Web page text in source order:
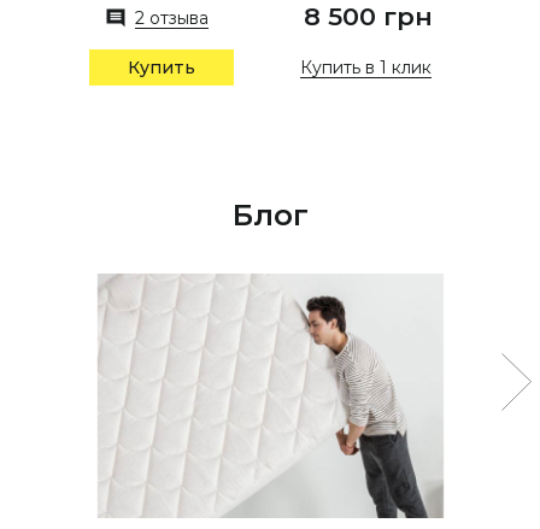
2 отзыва 8 500 грн
Купить Купить в 1 клик
Блог